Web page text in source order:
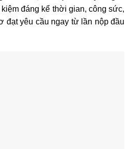
đáng kể thời gian, công sức,
đạt yêu cầu ngay từ lần nộp đầu